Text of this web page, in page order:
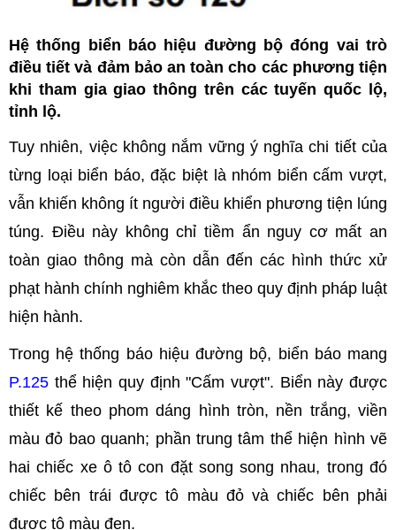
Hệ thống biển báo hiệu đường bộ đóng vai trò
điều tiết và đảm bảo an toàn cho các phương tiện
khi tham gia giao thông trên các tuyến quốc lộ,
tỉnh lộ.
Tuy nhiên, việc không nắm vững ý nghĩa chi tiết của
từng loại biển báo, đặc biệt là nhóm biển cấm vượt,
vẫn khiến không ít người điều khiển phương tiện lúng
túng. Điều này không chỉ tiềm ẩn nguy cơ mất an
toàn giao thông mà còn dẫn đến các hình thức xử
phạt hành chính nghiêm khắc theo quy định pháp luật
hiện hành.
Trong hệ thống báo hiệu đường bộ, biển báo mang
P.125 thể hiện quy định "Cấm vượt". Biển này được
thiết kế theo phom dáng hình tròn, nền trắng, viền
màu đỏ bao quanh; phần trung tâm thể hiện hình vẽ
hai chiếc xe ô tô con đặt song song nhau, trong đó
chiếc bên trái được tô màu đỏ và chiếc bên phải
được tô màu đen.